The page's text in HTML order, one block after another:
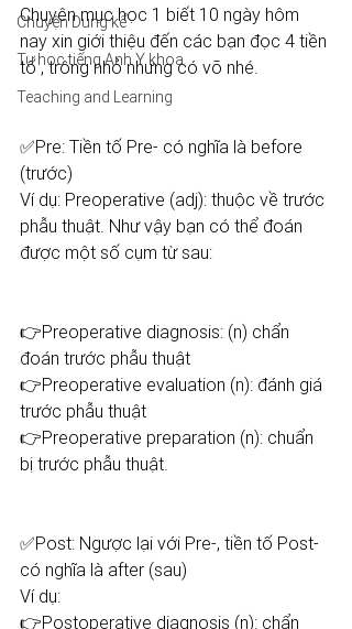
Chuyện Dung kể
Tự học tiếng Anh Y khoa
Teaching and Learning
Chuyên mục học 1 biết 10 ngày hôm
nay xin giới thiệu đến các bạn đọc 4 tiền
tố , trông nhỏ nhưng có võ nhé.
✅Pre: Tiền tố Pre- có nghĩa là before
(trước)
Ví dụ: Preoperative (adj): thuộc về trước
phẫu thuật. Như vậy bạn có thể đoán
được một số cụm từ sau:
👉Preoperative diagnosis: (n) chẩn
đoán trước phẫu thuật
👉Preoperative evaluation (n): đánh giá
trước phẫu thuật
👉Preoperative preparation (n): chuẩn
bị trước phẫu thuật.
✅Post: Ngược lại với Pre-, tiền tố Post-
có nghĩa là after (sau)
Ví dụ:
👉Postoperative diagnosis (n): chẩn